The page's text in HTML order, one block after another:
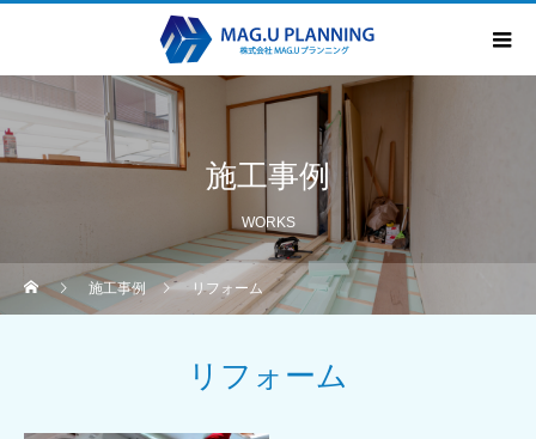
施工事例
WORKS
施工事例 リフォーム
リフォーム